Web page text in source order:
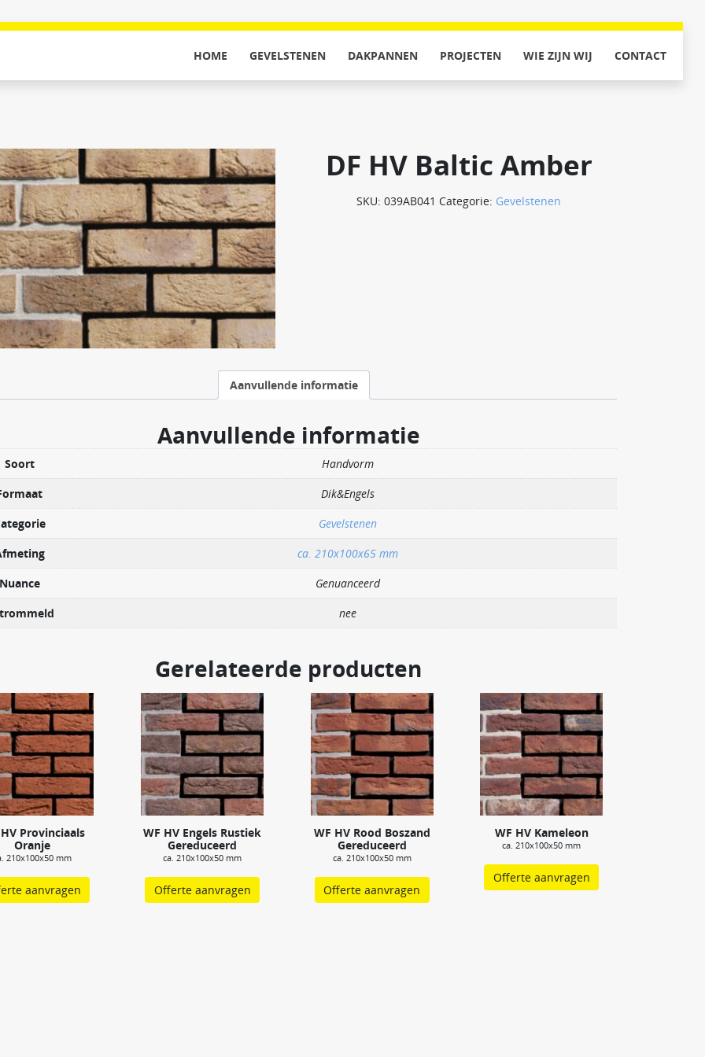
HOME GEVELSTENEN DAKPANNEN PROJECTEN WIE ZIJN WIJ CONTACT
DF HV Baltic Amber
SKU:039AB041 Categorie: Gevelstenen
Aanvullende informatie
Aanvullende informatie
Soort
Handvorm
Dik&Engels
Gevelstenen
ca. 210x100x65 mm
Genuanceerd
nee
Gerelateerde producten
Provinciaals
Oranje
210x100x50 mm
aanvragen
WF HV Engels Rustiek
Gereduceerd
ca. 210x100x50 mm
Offerte aanvragen
WF HV Rood Boszand
Gereduceerd
ca. 210x100x50 mm
Offerte aanvragen
WF HV Kameleon
ca. 210x100x50 mm
Offerte aanvragen